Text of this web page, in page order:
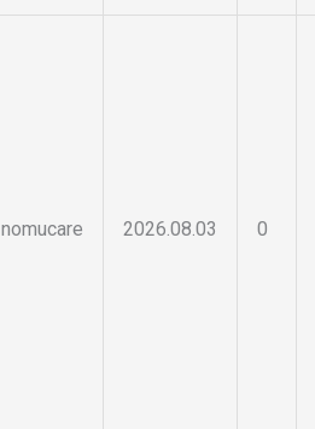
nomucare 2026.08.03 0